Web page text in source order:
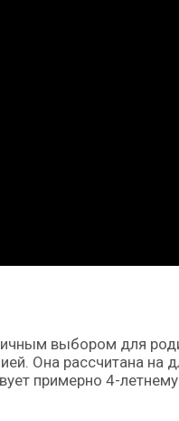
выбором для
Она рассчитана на
примерно 4-